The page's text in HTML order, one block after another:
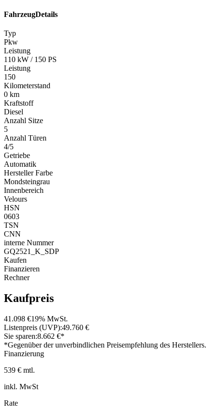
FahrzeugDetails
Typ
Pkw
Leistung
110 kW / 150 PS
Leistung
150
Kilometerstand
0 km
Kraftstoff
Diesel
Anzahl Sitze
5
Anzahl Türen
4/5
Getriebe
Automatik
Hersteller Farbe
Mondsteingrau
Innenbereich
Velours
HSN
0603
TSN
CNN
interne Nummer
GQ2521_K_SDP
Kaufen
Finanzieren
Rechner
Kaufpreis
41.098 €19% MwSt.
Listenpreis (UVP):49.760 €
Sie sparen:8.662 €*
*Gegenüber der unverbindlichen Preisempfehlung des Herstellers.
Finanzierung
539 € mtl.
inkl. MwSt
Rate